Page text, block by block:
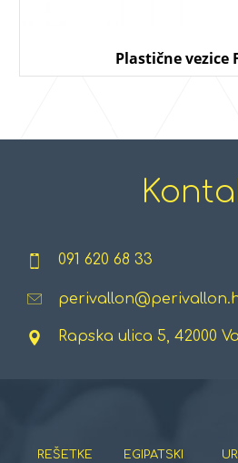
Plastične vezice
091 620 68 33
Rapska ulica 5, 42000
REŠETKE
EGIPATSKI